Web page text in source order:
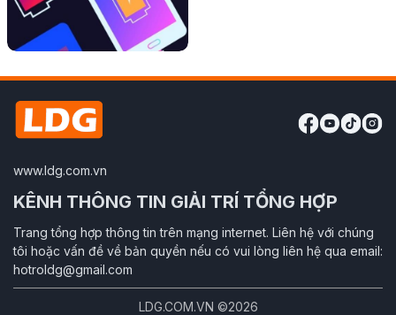
www.ldg.com.vn
KÊNH THÔNG TIN GIẢI TRÍ TỔNG HỢP
Trang tổng hợp thông tin trên mạng internet. Liên hệ với chúng
tôi hoặc vấn đề về bản quyền nếu có vui lòng liên hệ qua email:
hotroldg@gmail.com
LDG.COM.VN ©2026